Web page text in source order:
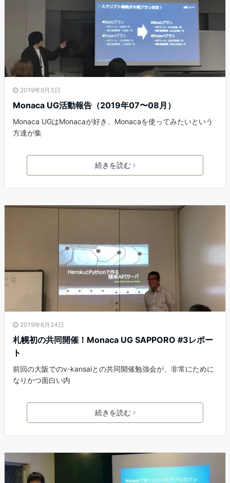
2019年9月3日
Monaca UG活動報告（2019年07〜08月）
Monaca UGはMonacaが好き、Monacaを使ってみたいという
方達が集
続きを読む
2019年6月24日
札幌初の共同開催！Monaca UG SAPPORO #3レポー
ト
前回の大阪でのv-kansaiとの共同開催勉強会が、非常にために
なりかつ面白い内
続きを読む